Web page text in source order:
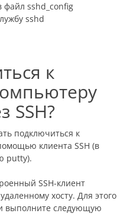
файл sshd_config
sshd
к
SSH?
подключиться к
клиента SSH (в
putty).
SSH-клиент
хосту. Для этого
выполните следующую